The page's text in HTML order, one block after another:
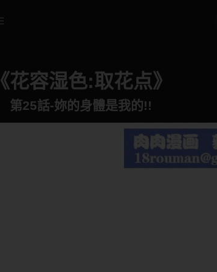
《花容湿色:取花点》
第25話-妳的身體是我的!!